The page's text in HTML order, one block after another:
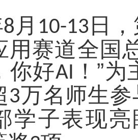
8 月 10-13 日
用赛道全国
你好AI ！”
3万名师生
学子表现